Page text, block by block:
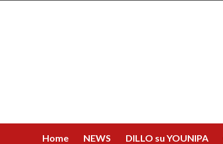
Home NEWS DILLO su YOUNIPA